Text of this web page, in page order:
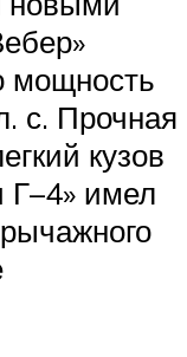
мощность
с. Прочная
кузов
имел